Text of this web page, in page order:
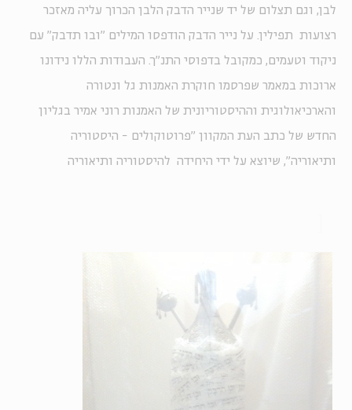
לבן, וגם תצלום של יד שנייר הדבק הלבן הכרוך עליה מאזכר
רצועות תפילין. על נייר הדבק הודפסו המילים "ובו תדבק" עם
ניקוד וטעמים, כמקובל בדפוסי התנ"ך. העבודות הללו נידונו
ארוכות במאמר שפרסמו חוקרת האמנות גל ונטורה
והארכיאולוגית וההיסטוריונית של האמנות רוני אמיר בגליון
החדש של כתב העת המקוון "פרוטוקולים - היסטוריה
ותיאוריה", שיוצא על ידי היחידה להיסטוריה ותיאוריה